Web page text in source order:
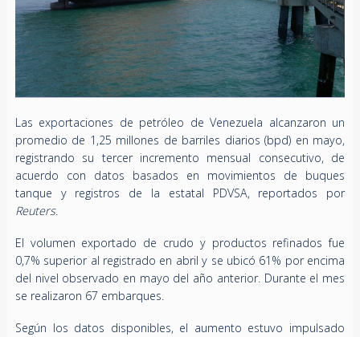
Las exportaciones de petróleo de Venezuela alcanzaron un
promedio de 1,25 millones de barriles diarios (bpd) en mayo,
registrando su tercer incremento mensual consecutivo, de
acuerdo con datos basados en movimientos de buques
tanque y registros de la estatal PDVSA, reportados por
Reuters.
El volumen exportado de crudo y productos refinados fue
0,7% superior al registrado en abril y se ubicó 61% por encima
del nivel observado en mayo del año anterior. Durante el mes
se realizaron 67 embarques.
Según los datos disponibles, el aumento estuvo impulsado